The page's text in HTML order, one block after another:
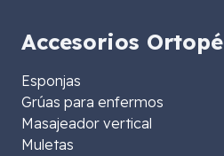
Accesorios
Esponjas
Grúas para enfermos
Masajeador vertical
Muletas